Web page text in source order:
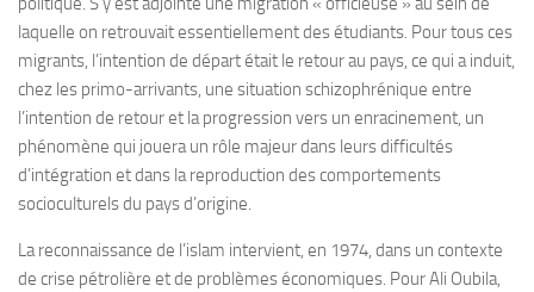
laquelle on retrouvait essentiellement des étudiants. Pour tous ces
migrants, l’intention de départ était le retour au pays, ce qui a induit,
chez les primo-arrivants, une situation schizophrénique entre
l’intention de retour et la progression vers un enracinement, un
phénomène qui jouera un rôle majeur dans leurs difficultés
d’intégration et dans la reproduction des comportements
socioculturels du pays d’origine.
La reconnaissance de l’islam intervient, en 1974, dans un contexte
de crise pétrolière et de problèmes économiques. Pour Ali Oubila,